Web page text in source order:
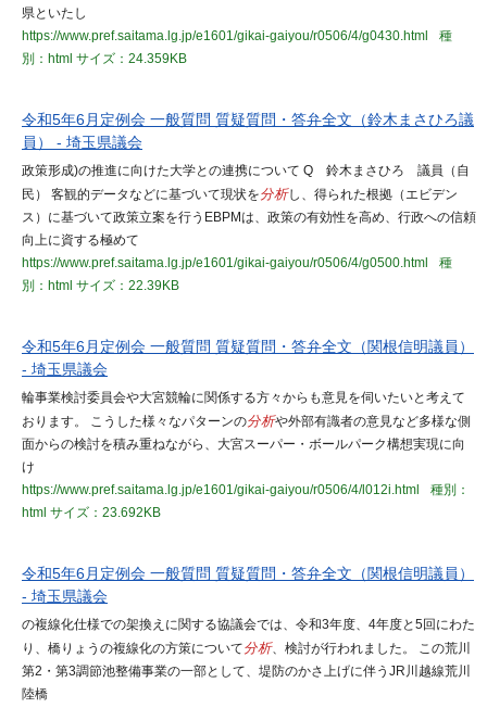
県といたし
https://www.pref.saitama.lg.jp/e1601/gikai-gaiyou/r0506/4/g0430.html
種
別：html サイズ：24.359KB
令和5年6月定例会 一般質問 質疑質問・答弁全文（鈴木まさひろ議
員） - 埼玉県議会
政策形成)の推進に向けた大学との連携について Q 鈴木まさひろ 議員（自
民） 客観的データなどに基づいて現状を分析し、得られた根拠（エビデン
ス）に基づいて政策立案を行うEBPMは、政策の有効性を高め、行政への信頼
向上に資する極めて
https://www.pref.saitama.lg.jp/e1601/gikai-gaiyou/r0506/4/g0500.html
種
別：html サイズ：22.39KB
令和5年6月定例会 一般質問 質疑質問・答弁全文（関根信明議員）
- 埼玉県議会
輪事業検討委員会や大宮競輪に関係する方々からも意見を伺いたいと考えて
おります。 こうした様々なパターンの分析や外部有識者の意見など多様な側
面からの検討を積み重ねながら、大宮スーパー・ボールパーク構想実現に向
け
https://www.pref.saitama.lg.jp/e1601/gikai-gaiyou/r0506/4/l012i.html
種別：
html サイズ：23.692KB
令和5年6月定例会 一般質問 質疑質問・答弁全文（関根信明議員）
- 埼玉県議会
の複線化仕様での架換えに関する協議会では、令和3年度、4年度と5回にわた
り、橋りょうの複線化の方策について分析、検討が行われました。 この荒川
第2・第3調節池整備事業の一部として、堤防のかさ上げに伴うJR川越線荒川
陸橋